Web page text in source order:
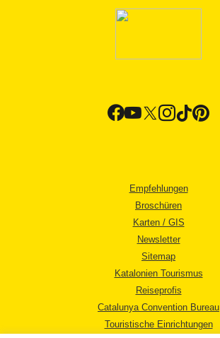
Empfehlungen
Broschüren
Karten / GIS
Newsletter
Sitemap
Katalonien Tourismus
Reiseprofis
Catalunya Convention Bureau
Touristische Einrichtungen